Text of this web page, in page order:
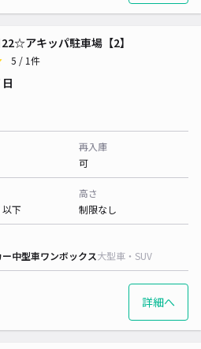
アキッパ駐車場【2】
5 / 1件
再入庫
可
下
高さ
制限なし
中型車ワンボックス大型車・SUV
詳細へ